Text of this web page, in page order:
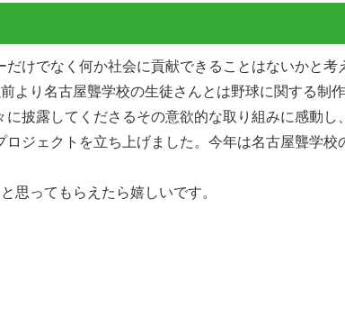
けでなく何か社会に貢献できることはないかと
より名古屋聾学校の生徒さんとは野球に関する制
披露してくださるその意欲的な取り組みに感動
ジェクトを立ち上げました。今年は名古屋聾学
思ってもらえたら嬉しいです。